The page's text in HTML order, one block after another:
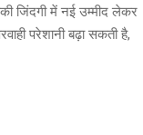
जिंदगी में नई उम्मीद लेकर
परेशानी बढ़ा सकती है,